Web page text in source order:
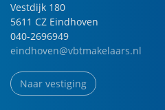
Vestdijk 180
5611 CZ Eindhoven
040-2696949
eindhoven@vbtmakelaars.nl
Naar vestiging